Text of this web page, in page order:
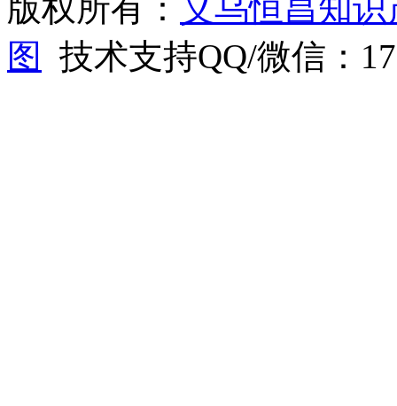
版权所有： 义乌恒昌知
图
技术支持QQ/微信：